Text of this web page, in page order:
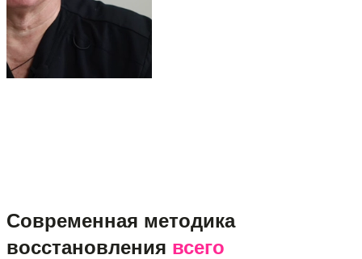
Современная методика
восстановления всего